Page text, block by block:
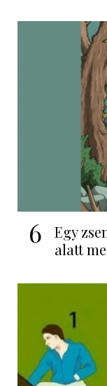
6
Egy
alatt